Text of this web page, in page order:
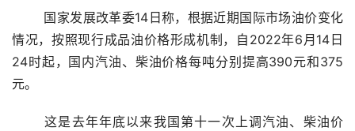
情况，按照现行成品油价格形成机制，自2022年6月14日
24时起，国内汽油、柴油价格每吨分别提高390元和375
元。
	这是去年年底以来我国第十一次上调汽油、柴油价